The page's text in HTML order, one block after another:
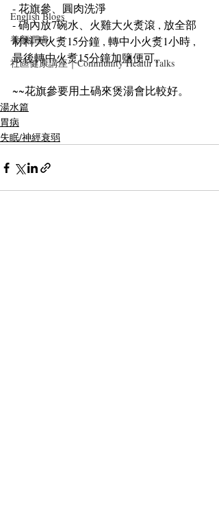
English Blogs
養顏潤膚
社區健康講座｜Community Health Talks
- 花旗參、圓肉洗淨
- 碢內放7碗水、火雞大火煑滾 , 放全部
材料大火煑15分鐘 , 轉中小火煑1小時 ,
最後轉中火煑15分鐘加鹽便可。
~~花旗參要用土碢來煲湯會比較好。
湯水篇
胃病
失眠/神經衰弱